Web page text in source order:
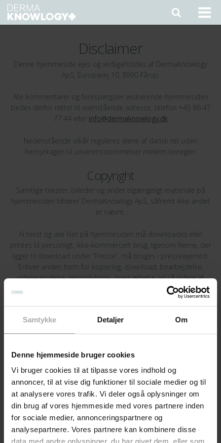
Samtykke Detaljer Om
Denne hjemmeside bruger cookies
Vi bruger cookies til at tilpasse vores indhold og
annoncer, til at vise dig funktioner til sociale medier og til
at analysere vores trafik. Vi deler også oplysninger om
din brug af vores hjemmeside med vores partnere inden
for sociale medier, annonceringspartnere og
analysepartnere. Vores partnere kan kombinere disse
data med andre oplysninger, du har givet dem, eller som
Disclaimer
Denne hjemmeside ejes og vedligeholdes af DermaKnowlogy
ApS, Europavej 10, 8990 Fårup.
Alle kommentarer og forespørgsler vedrørende hjemmesiden
bedes derfor rettet til ovenstående adresse, telefon +45 86 47
77 44 eller info@dermaknowlogy.dk
Nedenstående vilkår reguleres alene af dansk ret uden
hensyntagen til uoverensstemmelser mellem lovregler.
Copyright
Samtlige tekster, billeder og andet tilgængeligt materiale på
hjemmesiden tilhører DermaKnowlogy ApS, såfremt ikke andet
er nævnt.
Al tekst og alle filer på hjemmesiden må downloades eller
printes til personligt, ikke-kommercielt brug, ligesom filerne, der
ligger til download under ”Presse”, må bruges i presseøjemed.
Enhver anden form for kopiering, download, bearbejdelse,
videresendelse, reproduktion, oversættelse og så videre af
indholdet på hjemmesiden er ikke tilladt uden en skriftlig
Ansvarspolitik
Indholdet på hjemmesiden bliver hele tiden opdateret. Dog
påtager DermaKnowlogy ApS sig intet ansvar for eventuelle fejl,
udeladelser, unøjagtigheder eller lignende.
DermaKnowlogy ApS bestræber sig på at sikre, at hjemmesiden
fungerer optimalt til enhver tid, men kan ikke garantere mod vira
eller andre fejl, og al brug af hjemmesiden sker således på egen